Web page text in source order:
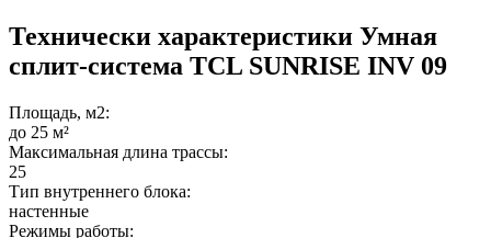
Технически характеристики Умная
сплит-система TCL SUNRISE INV 09
Площадь, м2:
до 25 м²
Максимальная длина трассы:
25
Тип внутреннего блока:
настенные
Режимы работы: